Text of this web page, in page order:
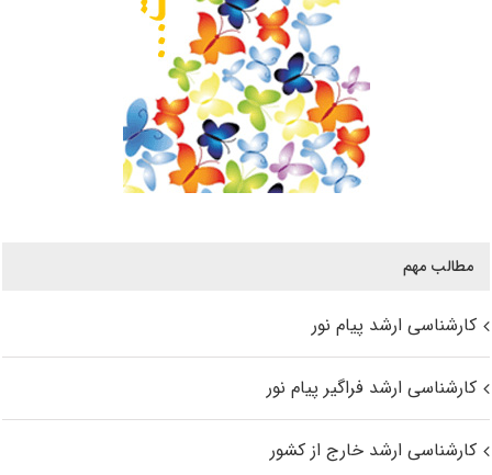
مطالب مهم
کارشناسی ارشد پیام نور
کارشناسی ارشد فراگیر پیام نور
کارشناسی ارشد خارج از کشور